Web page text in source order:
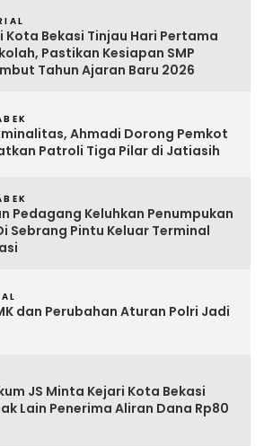
Kota Bekasi Tinjau Hari Pertama
Pastikan Kesiapan SMP
Tahun Ajaran Baru 2026
Ahmadi Dorong Pemkot
Patroli Tiga Pilar di Jatiasih
Pedagang Keluhkan Penumpukan
Sebrang Pintu Keluar Terminal
dan Perubahan Aturan Polri Jadi
JS Minta Kejari Kota Bekasi
Lain Penerima Aliran Dana Rp80